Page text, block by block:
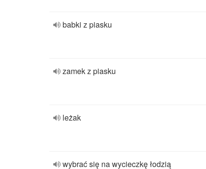
babki z piasku
zamek z piasku
leżak
wybrać się na wycieczkę łodzią